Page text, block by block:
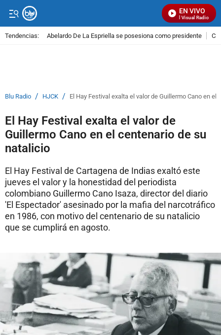
EN VIVO
Señal Visual Radio
Tendencias: Abelardo De La Espriella se posesiona como presidente
Blu Radio / HJCK / El Hay Festival exalta el valor de Guillermo Cano en
El Hay Festival exalta el valor de
Guillermo Cano en el centenario de su
natalicio
El Hay Festival de Cartagena de Indias exaltó este
jueves el valor y la honestidad del periodista
colombiano Guillermo Cano Isaza, director del diario
'El Espectador' asesinado por la mafia del narcotráfico
en 1986, con motivo del centenario de su natalicio
que se cumplirá en agosto.